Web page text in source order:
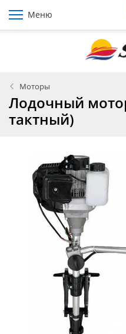
Меню
Моторы
Лодочный мотор
тактный)